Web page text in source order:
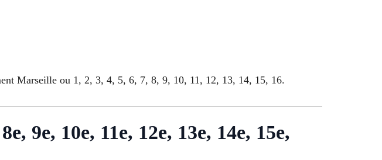
Marseille ou 1, 2, 3, 4, 5, 6, 7, 8, 9, 10, 11, 12, 13, 14, 15, 16.
9e, 10e, 11e, 12e, 13e, 14e, 15e,